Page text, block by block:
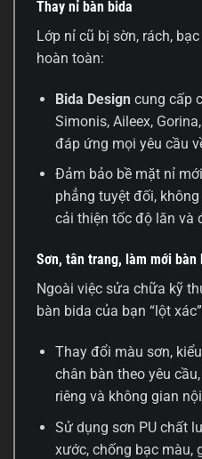
Thay nỉ bàn bida
Lớp nỉ cũ bị sờn, rách,
hoàn toàn:
Bida Designcung cấp
Simonis, Aileex,
đáp ứng mọi yêu cầu
Đảm bảo bề mặt nỉ
phẳng tuyệt đối,
cải thiện tốc độ lăn và
Sơn, tân trang, làm mới bàn
Ngoài việc sửa chữa kỹ
bàn bida của bạn “lột
Thay đổi màu sơn,
chân bàn theo yêu
riêng và không gian
Sử dụng sơn PU chất
xước, chống bạc màu,